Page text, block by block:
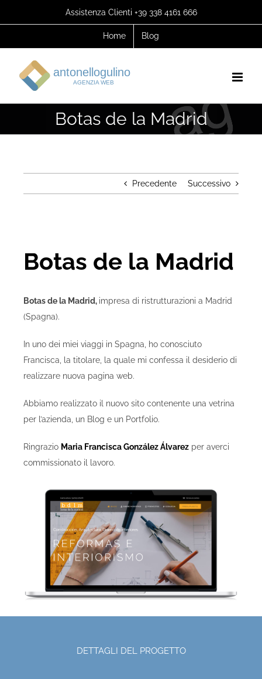
al
Assistenza Clienti +39 338 4161 666
Home Blog
Botas de la Madrid
Precedente Successivo
Botas de la Madrid
Botas de la Madrid, impresa di ristrutturazioni a Madrid
(Spagna).
In uno dei miei viaggi in Spagna, ho conosciuto
Francisca, la titolare, la quale mi confessa il desiderio di
realizzare nuova pagina web.
Abbiamo realizzato il nuovo sito contenente una vetrina
per l’azienda, un Blog e un Portfolio.
Ringrazio Maria Francisca González Álvarez per averci
commissionato il lavoro.
DETTAGLI DEL PROGETTO